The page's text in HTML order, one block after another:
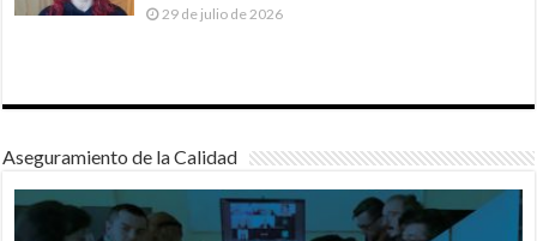
29 de julio de 2026
Aseguramiento de la Calidad